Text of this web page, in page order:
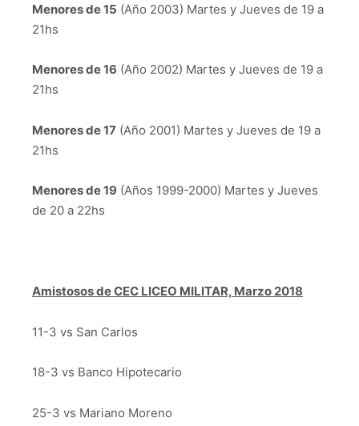
Menores de 15 (Año 2003) Martes y Jueves de 19 a
21hs
Menores de 16 (Año 2002) Martes y Jueves de 19 a
21hs
Menores de 17 (Año 2001) Martes y Jueves de 19 a
21hs
Menores de 19 (Años 1999-2000) Martes y Jueves
de 20 a 22hs
Amistosos de CEC LICEO MILITAR, Marzo 2018
11-3 vs San Carlos
18-3 vs Banco Hipotecario
25-3 vs Mariano Moreno